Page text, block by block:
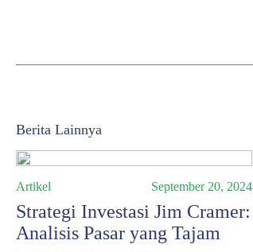
Berita Lainnya
Artikel September 20, 2024
Strategi Investasi Jim Cramer:
Analisis Pasar yang Tajam